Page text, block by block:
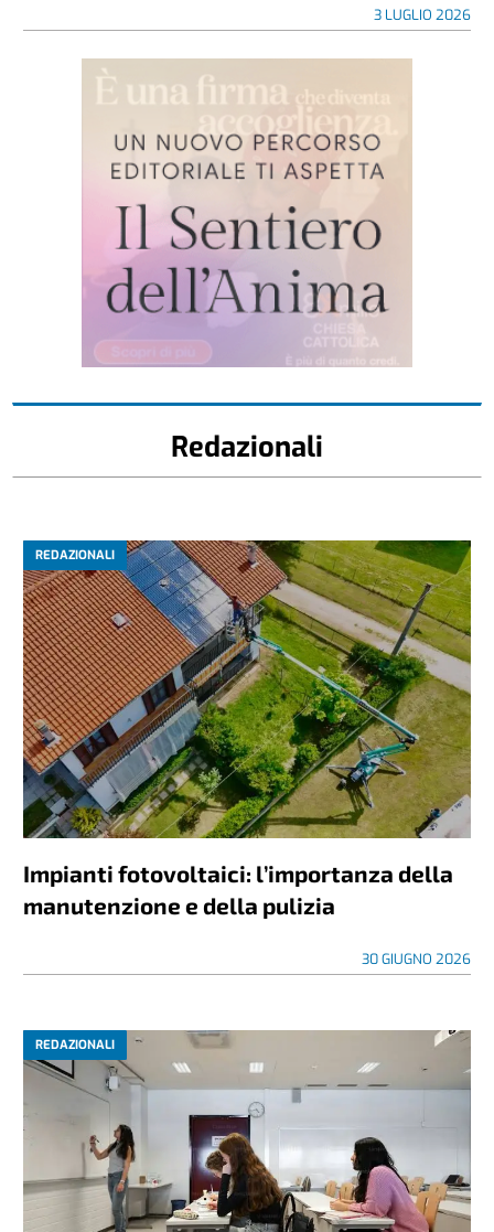
3 LUGLIO 2026
Redazionali
REDAZIONALI
Impianti fotovoltaici: l’importanza della
manutenzione e della pulizia
30 GIUGNO 2026
REDAZIONALI